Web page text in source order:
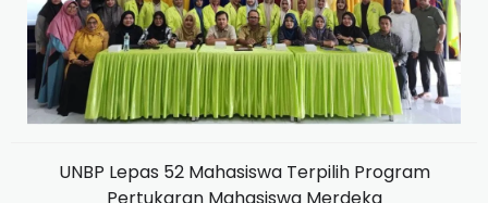
UNBP Lepas 52 Mahasiswa Terpilih Program
Pertukaran Mahasiswa Merdeka